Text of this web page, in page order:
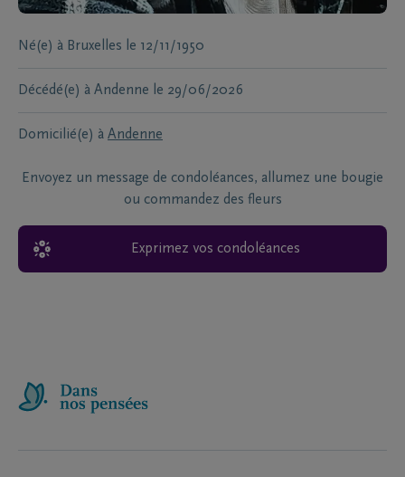
Né(e) à Bruxelles le 12/11/1950
Décédé(e) à Andenne le 29/06/2026
Domicilié(e) à Andenne
Envoyez un message de condoléances, allumez une bougie
ou commandez des fleurs
Exprimez vos condoléances